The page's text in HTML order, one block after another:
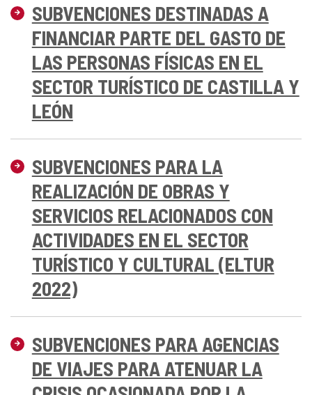
SUBVENCIONES DESTINADAS A
FINANCIAR PARTE DEL GASTO DE
LAS PERSONAS FÍSICAS EN EL
SECTOR TURÍSTICO DE CASTILLA Y
LEÓN
SUBVENCIONES PARA LA
REALIZACIÓN DE OBRAS Y
SERVICIOS RELACIONADOS CON
ACTIVIDADES EN EL SECTOR
TURÍSTICO Y CULTURAL (ELTUR
2022)
SUBVENCIONES PARA AGENCIAS
DE VIAJES PARA ATENUAR LA